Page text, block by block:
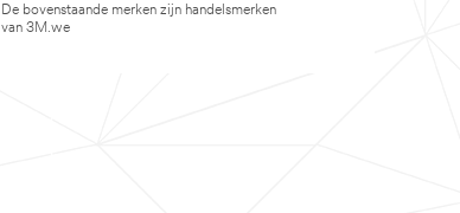
De bovenstaande merken zijn handelsmerken
van 3M.we